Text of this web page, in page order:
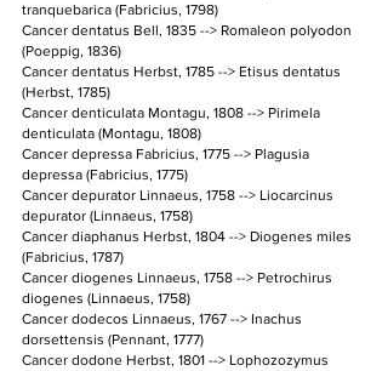
tranquebarica (Fabricius, 1798)
Cancer dentatus Bell, 1835 --> Romaleon polyodon
(Poeppig, 1836)
Cancer dentatus Herbst, 1785 --> Etisus dentatus
(Herbst, 1785)
Cancer denticulata Montagu, 1808 --> Pirimela
denticulata (Montagu, 1808)
Cancer depressa Fabricius, 1775 --> Plagusia
depressa (Fabricius, 1775)
Cancer depurator Linnaeus, 1758 --> Liocarcinus
depurator (Linnaeus, 1758)
Cancer diaphanus Herbst, 1804 --> Diogenes miles
(Fabricius, 1787)
Cancer diogenes Linnaeus, 1758 --> Petrochirus
diogenes (Linnaeus, 1758)
Cancer dodecos Linnaeus, 1767 --> Inachus
dorsettensis (Pennant, 1777)
Cancer dodone Herbst, 1801 --> Lophozozymus